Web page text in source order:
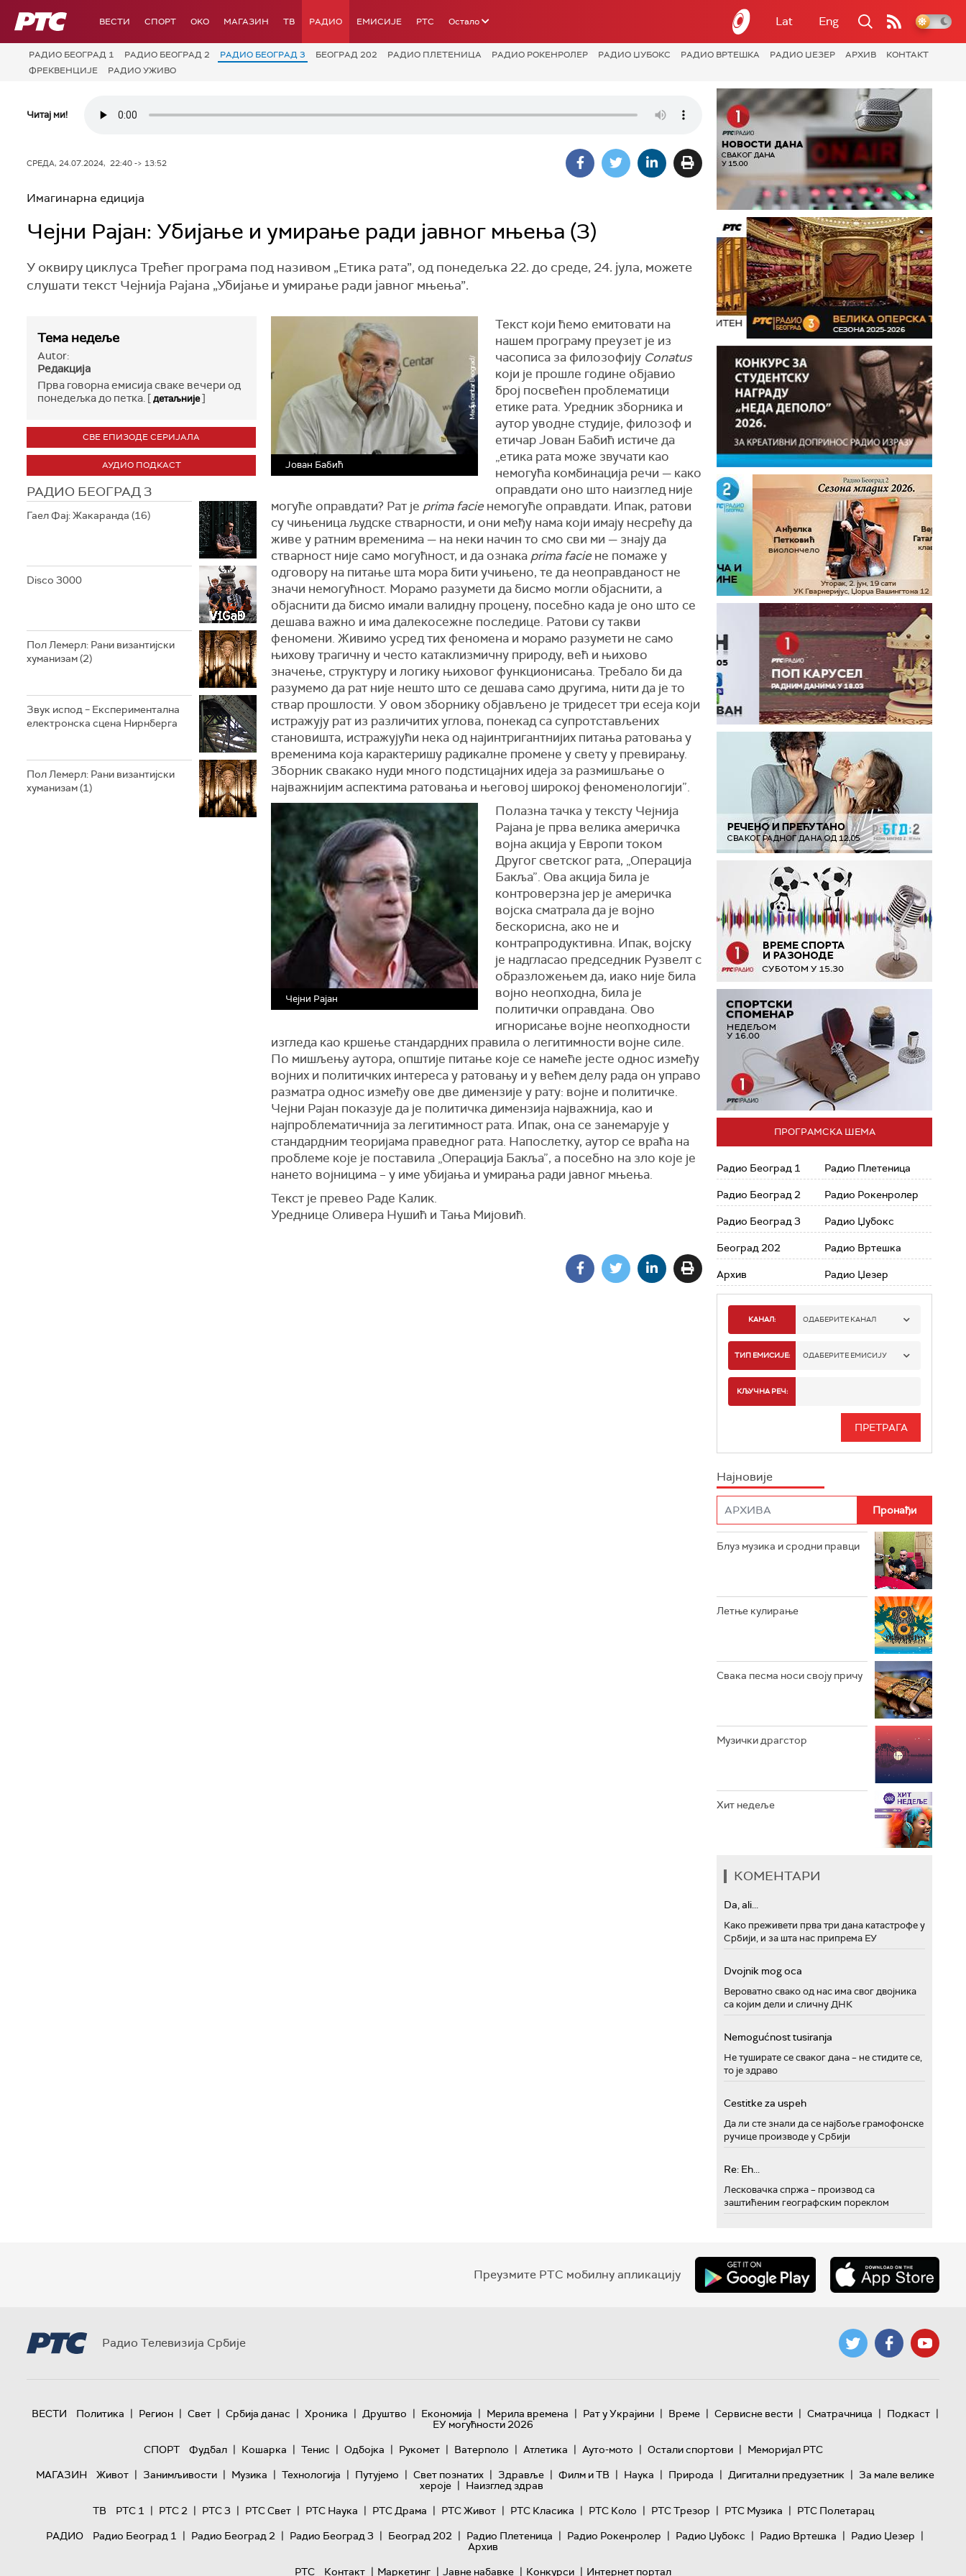
РТС ВЕСТИ СПОРТ OKO МАГАЗИН ТВ РАДИО ЕМИСИЈЕ РТС Остало Lat Eng
РАДИО БЕОГРАД 1 РАДИО БЕОГРАД 2 РАДИО БЕОГРАД 3 БЕОГРАД 202 РАДИО ПЛЕТЕНИЦА РАДИО РОКЕНРОЛЕР РАДИО ЏУБОКС РАДИО ВРТЕШКА РАДИО ЏЕЗЕР АРХИВ
КОНТАКТ
ФРЕКВЕНЦИЈЕ
РАДИО УЖИВО
Читај ми!
СРЕДА, 24.07.2024, 22:40 -> 13:52
Имагинарна едиција
Чејни Рајан: Убијање и умирање ради јавног мњења (3)
У оквиру циклуса Трећег програма под називом „Етика рата”, од понедељка 22. до среде, 24. јула, можете
слушати текст Чејниja Рајана „Убијање и умирање ради јавног мњења”.
Тема недеље
Autor:
Редакција
Прва говорна емисија сваке вечери од
понедељка до петка. [детаљније]
СВЕ ЕПИЗОДЕ СЕРИЈАЛА
АУДИО ПОДКАСТ
РАДИО БЕОГРАД 3
Гаел Фај: Жакаранда (16)
Disco 3000
Пол Лемерл: Рани византијски
хуманизам (2)
Звук испод – Експериментална
електронска сцена Нирнберга
Пол Лемерл: Рани византијски
хуманизам (1)
Јован Бабић
Текст који ћемо емитовати на
нашем програму преузет је из
часописа за филозофију Conatus
који је прошле године објавио
број посвећен проблематици
етике рата. Уредник зборника и
аутор уводне студије, филозоф и
етичар Јован Бабић истиче да
„етика рата може звучати као
немогућа комбинација речи — како
оправдати оно што наизглед није
могуће оправдати? Рат је prima facieнемогуће оправдати. Ипак, ратови
су чињеница људске стварности, и они међу нама који имају несрећу да
живе у ратним временима — на неки начин то смо сви ми — знају да
стварност није само могућност, и да ознака prima facieне помаже у
одговору на питање шта мора бити учињено, те да неоправданост не
значи немогућност. Морамо разумети да бисмо могли објаснити, а
објаснити да бисмо имали валидну процену, посебно када је оно што се
дешава важно и има далекосежне последице. Ратови су такви
феномени. Живимо усред тих феномена и морамо разумети не само
њихову трагичну и често катаклизмичну природу, већ и њихово
значење, структуру и логику њиховог функционисања. Требало би да
разумемо да рат није нешто што се дешава само другима, нити да је то
ствар прошлости. У овом зборнику објављено је тридесет три есеја који
истражују рат из различитих углова, понекад са супротстављених
становишта, истражујући нека од најинтригантнијих питања ратовања у
временима која карактеришу радикалне промене у свету у превирању.
Зборник свакако нуди много подстицајних идеја за размишљање о
најважнијим аспектима ратовања и његовој широкој феноменологији”.
Чејни Рајан
Полазна тачка у тексту Чејниja
Рајана је прва велика америчка
војна акција у Европи током
Другог светског рата, „Операција
Бакља”. Ова акција била је
контроверзна јер је америчка
војска сматрала да је војно
бескорисна, ако не и
контрапродуктивна. Ипак, војску
је надгласао председник Рузвелт с
образложењем да, иако није била
војно неопходна, била је
политички оправдана. Ово
игнорисање војне неопходности
изгледа као кршење стандардних правила о легитимности војне силе.
По мишљењу аутора, општије питање које се намеће јесте однос између
војних и политичких интереса у ратовању и у већем делу рада он управо
разматра однос између ове две димензије у рату: војне и политичке.
Чејни Рајан показује да је политичка димензија најважнија, као и
најпроблематичнија за легитимност рата. Ипак, она се занемарује у
стандардним теоријама праведног рата. Напослетку, аутор се враћа на
проблеме које је поставила „Операција Бакља”, а посебно на зло које је
нането војницима – у име убијања и умирања ради јавног мњења.
Текст је превео Раде Калик.
Уреднице Оливера Нушић и Тања Мијовић.
ПРОГРАМСКА ШЕМА
Радио Београд 1
Радио Београд 2
Радио Београд 3
Београд 202
Архив
Радио Плетеница
Радио Рокенролер
Радио Џубокс
Радио Вртешка
Радио Џезер
КАНАЛ: ОДАБЕРИТЕ КАНАЛ
РАДИО БЕОГРАД 1
РАДИО БЕОГРАД 3
РАДИО РОКЕНРОЛЕР
РАДИО ЏУБОКС
РАДИО ВРТЕШКА
РАДИО ЏЕЗЕР
ТИП ЕМИСИЈЕ: ОДАБЕРИТЕ ЕМИСИЈУ
ИНФО
КЉУЧНА РЕЧ:
Најновије
Блуз музика и сродни правци
Летње кулирање
Свака песма носи своју причу
Музички драгстор
Хит недеље
КОМЕНТАРИ
Da, ali...
Како преживети прва три дана катастрофе у
Србији, и за шта нас припрема ЕУ
Dvojnik mog oca
Вероватно свако од нас има свог двојника
са којим дели и сличну ДНК
Nemogućnost tusiranja
Не туширате се сваког дана – не стидите се,
то је здраво
Cestitke za uspeh
Да ли сте знали да се најбоље грамофонске
ручице производе у Србији
Re: Eh...
Лесковачка спржа – производ са
заштићеним географским пореклом
Преузмите РТС мобилну апликацију
Радио Телевизија Србије
ВЕСТИ Политика | Регион | Свет | Србија данас | Хроника | Друштво | Економија | Мерила времена | Рат у Украјини | Време | Сервисне вести | Сматрачница | Подкаст |
ЕУ могућности 2026
СПОРТ
Фудбал | Кошарка | Тенис | Одбојка | Рукомет | Ватерполо | Атлетика | Ауто-мото | Остали спортови | Меморијал РТС
МАГАЗИН
Живот | Занимљивости | Музика | Технологијa | Путујемо | Свет познатих | Здравље | Филм и ТВ | Наука | Природа | Дигитални предузетник | За мале велике
хероје | Наизглед здрав
ТВ
РТС 1 | РТС 2 | РТС 3 | РТС Свет | РТС Наука | РТС Драма | РТС Живот | РТС Класика | РТС Коло | РТС Трезор | РТС Музика | РТС Полетарац
РАДИО
Радио Београд 1 | Радио Београд 2 | Радио Београд 3 | Београд 202 | Радио Плетеница | Радио Рокенролер | Радио Џубокс | Радио Вртешка | Радио Џезер |
Архив
РТС
Контакт | Маркетинг | Јавне набавке | Конкурси | Интернет портал